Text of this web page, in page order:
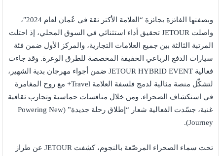
وبصفتها الفائزة بجائزة “العلامة الأكثر ثقة في عُمان لعام 2024″،
واصلت JETOUR تحقيق أداء استثنائي في السوق المحلي، إذ احتلت
المرتبة الثالثة بين جميع العلامات التجارية، والمركز الأول ضمن فئة
سيارات الدفع الرباعي الخفيفة المخصصة للطرق الوعرة. وقد جاءت
فعالية JETOUR HYBRID EVENT ضمن أجواء مهرجان بدية الشهير،
لتشكّل منصة مثالية لدمج فلسفة العلامة Travel+ مع روح المغامرة
في استكشاف الصحراء. ومن خلال منافسات حماسية وتجارب ثقافية
غنية، جسّدت الفعالية شعار “إطلاق رحلة جديدة” (Powering New
Journey).
تحت سماء الصحراء المرصّعة بالنجوم، كشفت JETOUR عن طراز